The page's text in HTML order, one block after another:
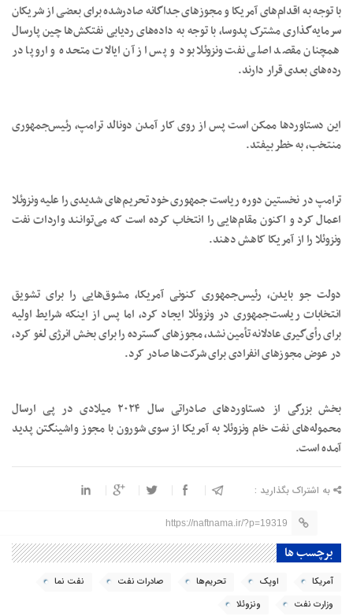
با توجه به اقدام‌های آمریکا و مجوزهای جداگانه صادرشده برای بعضی از شریکان
سرمایه‌گذاری مشترک پدوسا، با توجه به داده‌های ردیابی نفتکش‌ها چین پارسال
همچنان مقصد اصلی نفت ونزوئلا بود و پس از آن ایالات متحده و اروپا در
رده‌های بعدی قرار دارند.
این دستاوردها ممکن است پس از روی کار آمدن دونالد ترامپ، رئیس‌جمهوری
منتخب، به خطر بیفتد.
ترامپ در نخستین دوره ریاست جمهوری خود تحریم‌های شدیدی را علیه ونزوئلا
اعمال کرد و اکنون مقام‌هایی را انتخاب کرده است که می‌توانند واردات نفت
ونزوئلا را از آمریکا کاهش دهند.
دولت جو بایدن، رئیس‌جمهوری کنونی آمریکا، مشوق‌هایی را برای تشویق
انتخابات ریاست‌جمهوری در ونزوئلا ایجاد کرد، اما پس از اینکه شرایط اولیه
برای رأی‌گیری عادلانه تأمین نشد، مجوزهای گسترده‌ را برای بخش انرژی لغو کرد،
در عوض مجوزهای انفرادی برای شرکت‌ها صادر کرد.
بخش بزرگی از دستاوردهای صادراتی سال ۲۰۲۴ میلادی در پی ارسال
محموله‌های نفت خام ونزوئلا به آمریکا از سوی شورون با مجوز واشینگتن پدید
آمده است.
به اشتراک بگذارید :
https://naftnama.ir/?p=19319
برچسب ها
آمریکا اوپک تحریم‌‌ها صادرات نفت
نفت نما
وزارت نفت
ونزوئلا